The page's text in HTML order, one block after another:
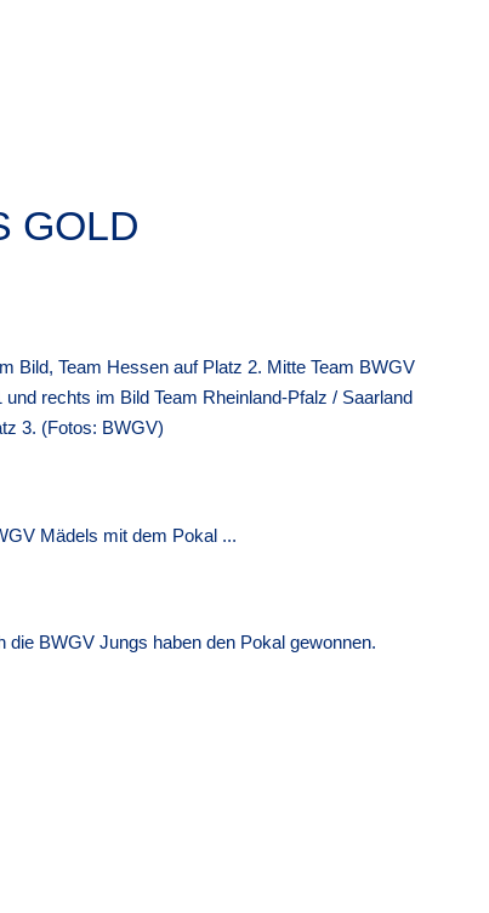
GOLD
Bild, Team Hessen auf Platz 2. Mitte Team BWGV
und rechts im Bild Team Rheinland-Pfalz / Saarland
3. (Fotos: BWGV)
Mädels mit dem Pokal ...
die BWGV Jungs haben den Pokal gewonnen.